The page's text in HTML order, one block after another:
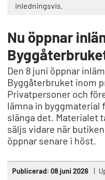
inledningsvis.
Nu öppnar
Den 8 juni öppnar
Byggåterbruket inom
Privatpersoner och
lämna in
slänga det. Materialet
säljs vidare när
öppnar senare i höst.
Publicerad: 08 juni 2026